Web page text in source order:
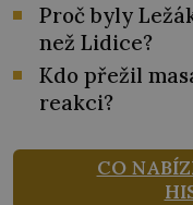
Proč byly
než Lidice?
Kdo přežil
reakci?
CO